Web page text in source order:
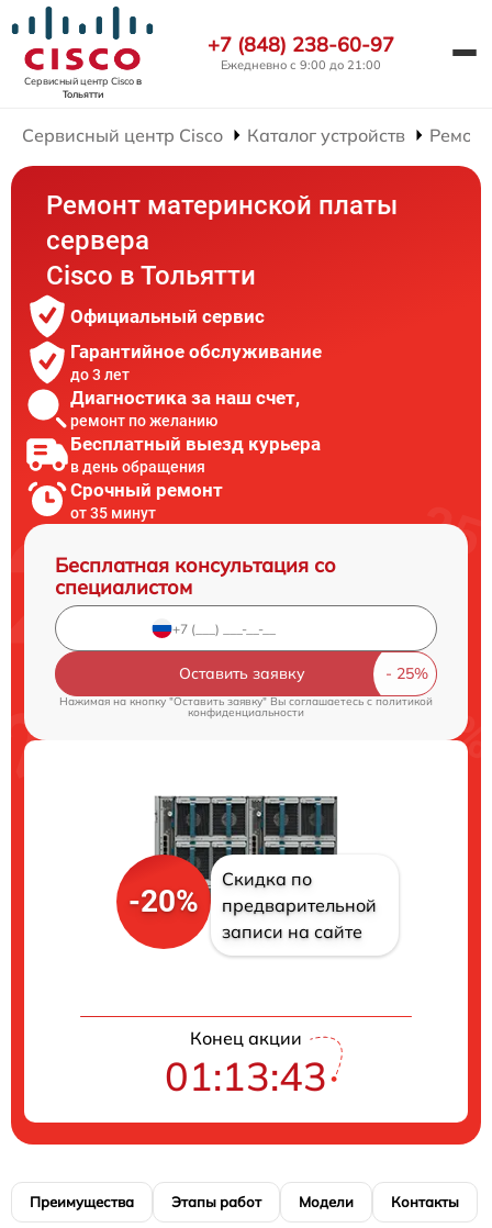
Сервисный центр Ciscoв
Тольятти
+7 (848) 238-60-97
Ежедневно с 9:00 до 21:00
Сервисный центр Cisco Каталог устройств
Ремонт материнской платы
сервера
Cisco в Тольятти
Официальный сервис
Гарантийное обслуживание
до 3 лет
Диагностика за наш счет,
ремонт по желанию
Бесплатный выезд курьера
в день обращения
Срочный ремонт
от 35 минут
Бесплатная консультация со
специалистом
Оставить заявку
Нажимая на кнопку "Оставить заявку" Вы соглашаетесь cполитикой
конфиденциальности
-20%
Скидка по
предварительной
записи на сайте
Конец акции
01:13:43
Преимущества Этапы работ Модели Контакты